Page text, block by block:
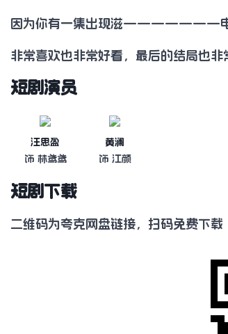
因为你有一集出现滋———————电流
非常喜欢也非常好看，最后的结局也
短剧演员
汪思盈
饰 林鸢鸢
黄澜
饰 江颜
短剧下载
二维码为夸克网盘链接，扫码免费下载